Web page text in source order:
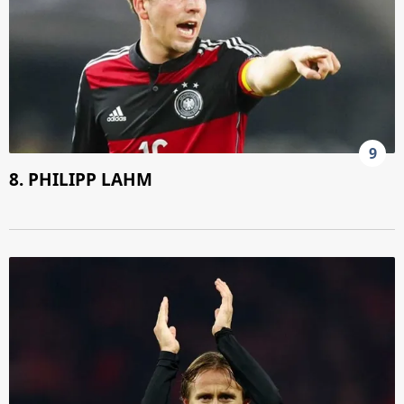
6698 sayılı Kişisel Verilerin Korunması Kanunu uyarınca
hazırlanmış Aydınlatma Metnimizi okumak ve sitemizde
ilgili mevzuata uygun olarak kullanılan çerezlerle ilgili bilgi
almak için lütfentıklayınız.
9
8. PHILIPP LAHM